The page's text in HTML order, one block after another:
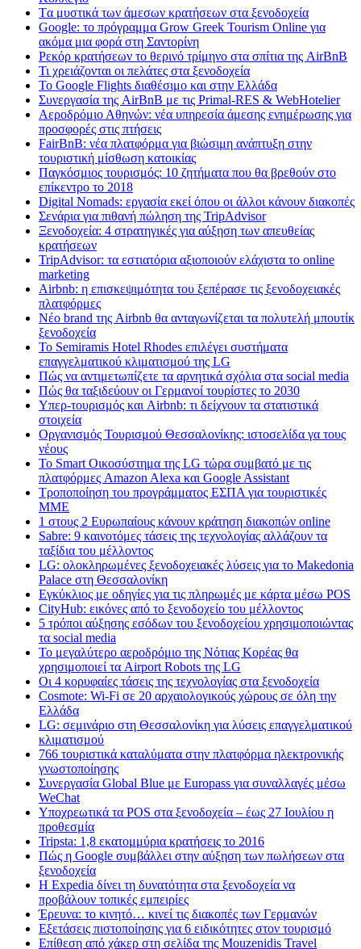
Tα μυστικά των άμεσων κρατήσεων στα ξενοδοχεία
Google: το πρόγραμμα Grow Greek Tourism Online για
ακόμα μια φορά στη Σαντορίνη
Ρεκόρ κρατήσεων το θερινό τρίμηνο στα σπίτια της AirBnB
Τι χρειάζονται οι πελάτες στα ξενοδοχεία
Το Google Flights διαθέσιμο και στην Ελλάδα
Συνεργασία​ ​της​ ​AirBnB​ ​με​ ​τις​ ​Primal-RES​ ​&​ ​WebHotelier
Aεροδρόμιο Αθηνών: νέα υπηρεσία άμεσης ενημέρωσης για
προσφορές στις πτήσεις
FairBnB: νέα πλατφόρμα για βιώσιμη ανάπτυξη στην
τουριστική μίσθωση κατοικίας
Παγκόσμιος τουρισμός: 10 ζητήματα που θα βρεθούν στο
επίκεντρο το 2018
Digital Nomads: εργασία εκεί όπου οι άλλοι κάνουν διακοπές
Σενάρια για πιθανή πώληση της TripAdvisor
Ξενοδοχεία: 4 στρατηγικές για αύξηση των απευθείας
κρατήσεων
TripAdvisor: τα εστιατόρια αξιοποιούν ελάχιστα το online
marketing
Airbnb: η επισκεψιμότητα του ξεπέρασε τις ξενοδοχειακές
πλατφόρμες
Nέο brand της Airbnb θα ανταγωνίζεται τα πολυτελή μπουτίκ
ξενοδοχεία
Το Semiramis Hotel Rhodes επιλέγει συστήματα
επαγγελματικού κλιματισμού της LG
Πώς να αντιμετωπίζετε τα αρνητικά σχόλια στα social media
Πώς θα ταξιδεύουν οι Γερμανοί τουρίστες το 2030
Υπερ-τουρισμός και Airbnb: τι δείχνουν τα στατιστικά
στοιχεία
Οργανισμός Τουρισμού Θεσσαλονίκης: ιστοσελίδα γα τους
νέους
Το Smart Οικοσύστημα της LG τώρα συμβατό με τις
πλατφόρμες Amazon Alexa και Google Assistant
Τροποποίηση του προγράμματος ΕΣΠΑ για τουριστικές
ΜΜΕ
1 στους 2 Ευρωπαίους κάνουν κράτηση διακοπών online
Sabre: 9 καινοτόμες τάσεις της τεχνολογίας αλλάζουν τα
ταξίδια του μέλλοντος
LG: ολοκληρωμένες ξενοδοχειακές λύσεις για τo Makedonia
Palace στη Θεσσαλονίκη
Εγκύκλιος με οδηγίες για τις πληρωμές με κάρτα μέσω POS
CityHub: εικόνες από το ξενοδοχείο του μέλλοντος
5 τρόποι αύξησης εσόδων του ξενοδοχείου χρησιμοποιώντας
τα social media
Το μεγαλύτερο αεροδρόμιο της Νότιας Κορέας θα
χρησιμοποιεί τα Airport Robots της LG
Οι 4 κορυφαίες τάσεις της τεχνολογίας στα ξενοδοχεία
Cosmote: Wi-Fi σε 20 αρχαιολογικούς χώρους σε όλη την
Ελλάδα
LG: σεμινάριο στη Θεσσαλονίκη για λύσεις επαγγελματικού
κλιματισμού
766 τουριστικά καταλύματα στην πλατφόρμα ηλεκτρονικής
γνωστοποίησης
Συνεργασία Global Blue με Europass για συναλλαγές μέσω
WeChat
Υποχρεωτικά τα POS στα ξενοδοχεία – έως 27 Ιουλίου η
προθεσμία
Tripsta: 1,8 εκατομμύρια κρατήσεις το 2016
Πώς η Google συμβάλλει στην αύξηση των πωλήσεων στα
ξενοδοχεία
Η Expedia δίνει τη δυνατότητα στα ξενοδοχεία να
προβάλουν τοπικές εμπειρίες
Έρευνα: το κινητό… κινεί τις διακοπές των Γερμανών
Εξετάσεις πιστοποίησης για 6 ειδικότητες στον τουρισμό
Επίθεση από χάκερ στη σελίδα της Mouzenidis Travel